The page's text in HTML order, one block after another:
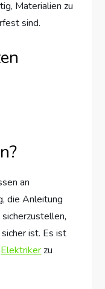
Materialien zu
sind.
an
die Anleitung
ist. Es ist
Elektrikerzu